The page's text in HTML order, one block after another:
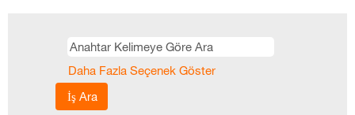
Daha Fazla Seçenek Göster